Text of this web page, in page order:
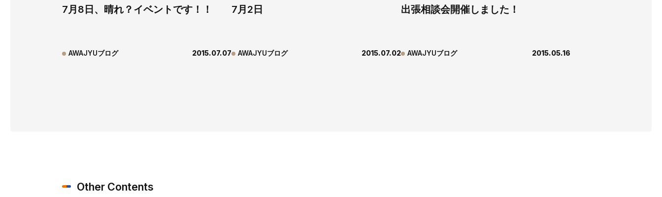
7月8日、晴れ？イベントです！！
AWAJYUブログ 2015.07.07
7月2日
AWAJYUブログ 2015.07.02
出張相談会開催しました！
AWAJYUブログ 2015.05.16
Other Contents